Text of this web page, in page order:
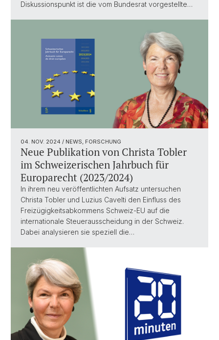
Diskussionspunkt ist die vom Bundesrat vorgestellte…
04. NOV. 2024 / NEWS, FORSCHUNG
Neue Publikation von Christa Tobler
im Schweizerischen Jahrbuch für
Europarecht (2023/2024)
In ihrem neu veröffentlichten Aufsatz untersuchen
Christa Tobler und Luzius Cavelti den Einfluss des
Freizügigkeitsabkommens Schweiz-EU auf die
internationale Steuerausscheidung in der Schweiz.
Dabei analysieren sie speziell die…